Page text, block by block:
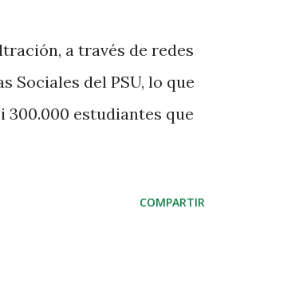
a través de redes
Sociales del PSU, lo que
300.000 estudiantes que
COMPARTIR